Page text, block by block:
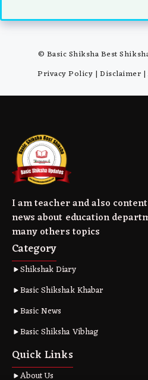
© Basic Shiksha Best
Privacy Policy |Disclaimer |
I am teacher and also
news about education
many others topics
Category
Shikshak Diary
Basic Shikshak Khabar
Basic News
Basic Shiksha Vibhag
Quick Links
About Us